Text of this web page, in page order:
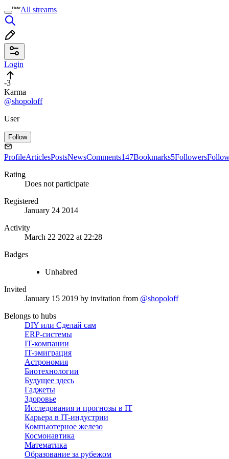
All streams
Login
-3
Karma
@shopoloff
User
Follow
ProfileArticlesPostsNewsComments147Bookmarks5Followers
Rating
Does not participate
Registered
January 24 2014
Activity
March 22 2022 at 22:28
Badges
Unhabred
Invited
January 15 2019 by invitation from @shopoloff
Belongs to hubs
DIY или Сделай сам
ERP-системы
IT-компании
IT-эмиграция
Астрономия
Биотехнологии
Будущее здесь
Гаджеты
Здоровье
Исследования и прогнозы в IT
Карьера в IT-индустрии
Компьютерное железо
Космонавтика
Математика
Образование за рубежом